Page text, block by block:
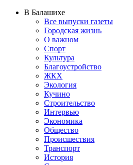
В Балашихе
Все выпуски газеты
Городская жизнь
О важном
Спорт
Культура
Благоустройство
ЖКХ
Экология
Кучино
Строительство
Интервью
Экономика
Общество
Происшествия
Транспорт
История